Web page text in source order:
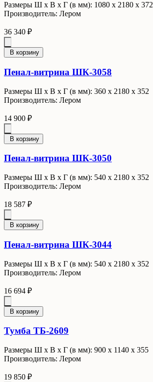
Размеры Ш x В x Г (в мм): 1080 х 2180 х 372
Производитель: Лером
36 340 ₽
В корзину
Пенал-витрина ШК-3058
Размеры Ш x В x Г (в мм): 360 х 2180 х 352
Производитель: Лером
14 900 ₽
В корзину
Пенал-витрина ШК-3050
Размеры Ш x В x Г (в мм): 540 х 2180 х 352
Производитель: Лером
18 587 ₽
В корзину
Пенал-витрина ШК-3044
Размеры Ш x В x Г (в мм): 540 х 2180 х 352
Производитель: Лером
16 694 ₽
В корзину
Тумба ТБ-2609
Размеры Ш x В x Г (в мм): 900 х 1140 х 355
Производитель: Лером
19 850 ₽